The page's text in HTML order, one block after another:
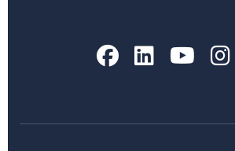
Facebook
LinkedIn